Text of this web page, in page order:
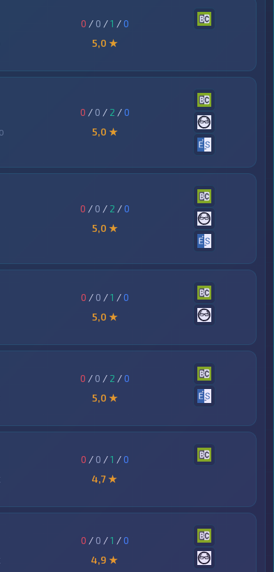
0 / 0 /1 /0
5,0 ★
0 / 0 / 2 /0
5,0 ★
0 / 0 / 2 /0
5,0 ★
0 / 0 /1 /0
5,0 ★
0 / 0 / 2 /0
5,0 ★
0 / 0 /1 /0
4,7 ★
0 / 0 /1 /0
4,9 ★